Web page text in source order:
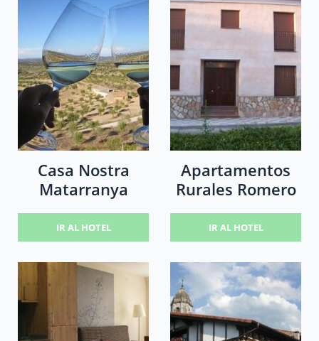
Casa Nostra
Matarranya
IR AL HOTEL
Apartamentos
Rurales Romero
IR AL HOTEL